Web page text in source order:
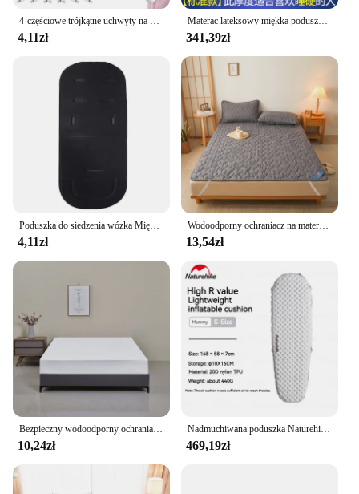
4,11zł
Materac lateksowy miękka poduszka akademik pojedyncze łóżko piętrowe specjalne zagęszczony gospodarstwa domowego podwójne łóżko mata tatami
341,39zł
4,11zł
Wodoodporny ochraniacz na materac - oddychający, bezszumowy pokrowiec na materac z 4 elastycznymi paskami narożnymi Pasuje do głębokości do 40 cm
13,54zł
Bezpieczny wodoodporny ochraniacz na materac, miękki, wygodny, oddychający pokrowiec na materac w jednolitym kolorze, można prać w pralce
10,24zł
Nadmuchiwana poduszka Naturehike Camping Ultralight R-5.8 Winter Warm -20 ° C Outdoor Travel Hiking Przenośny materac dmuchany do spania
469,19zł